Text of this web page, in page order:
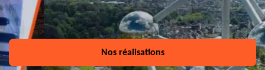
Nos réalisations